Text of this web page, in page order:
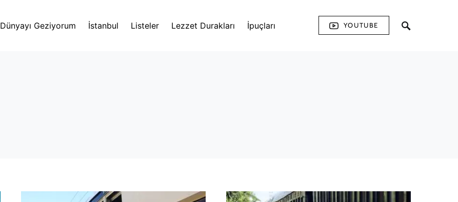
Dünyayı Geziyorum İstanbul Listeler Lezzet Durakları İpuçları YOUTUBE